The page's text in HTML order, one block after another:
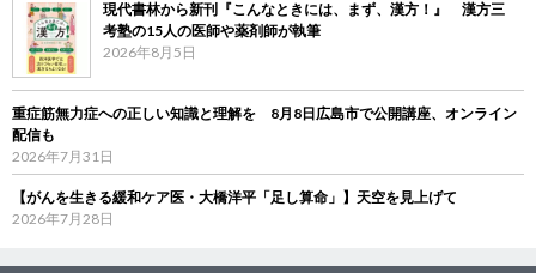
現代書林から新刊『こんなときには、まず、漢方！』 漢方三
考塾の15人の医師や薬剤師が執筆
2026年8月5日
重症筋無力症への正しい知識と理解を 8月8日広島市で公開講座、オンライン
配信も
2026年7月31日
【がんを生きる緩和ケア医・大橋洋平「足し算命」】天空を見上げて
2026年7月28日